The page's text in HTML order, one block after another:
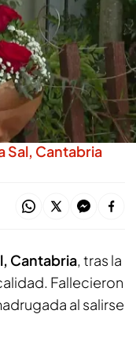
Cantabria,
de la localidad
y 25 años en una
Sal, Cantabria
Cantabria, tras la
Fallecieron
al salirse